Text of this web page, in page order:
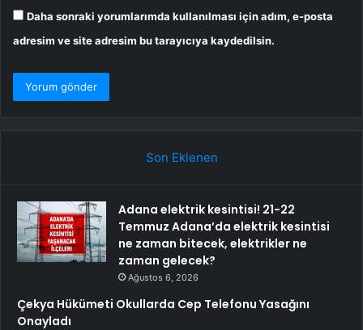
Daha sonraki yorumlarımda kullanılması için adım, e-posta
adresim ve site adresim bu tarayıcıya kaydedilsin.
Son Eklenen
Adana elektrik kesintisi! 21-22
Temmuz Adana’da elektrik kesintisi
ne zaman bitecek, elektrikler ne
zaman gelecek?
Ağustos 6, 2026
Çekya Hükümeti Okullarda Cep Telefonu Yasağını
Onayladı